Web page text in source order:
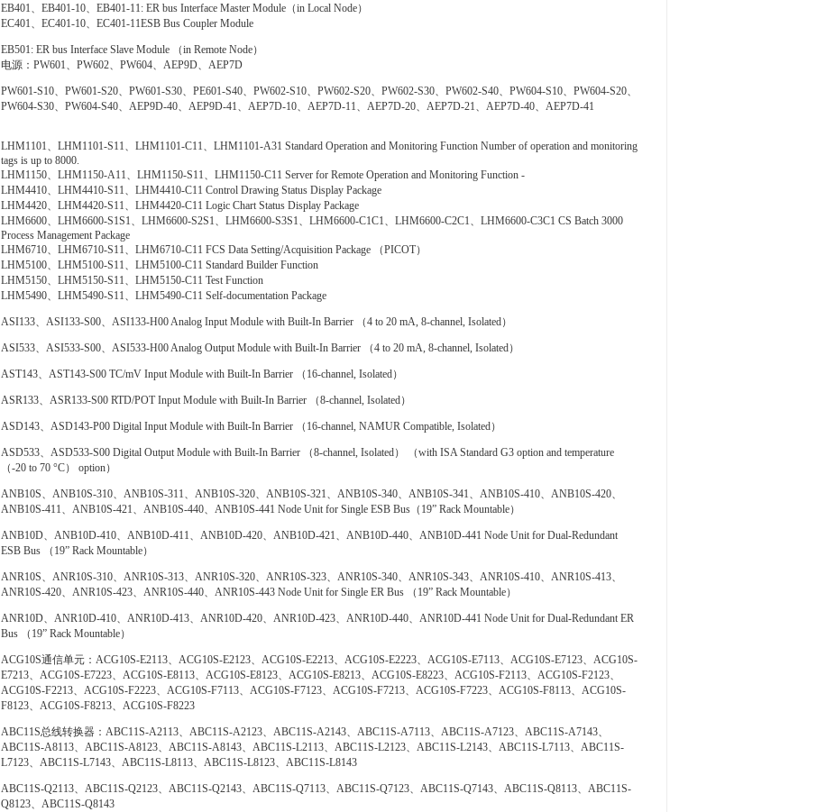
EB401、EB401-10、EB401-11: ER bus Interface Master Module（in Local Node）
EC401、EC401-10、EC401-11ESB Bus Coupler Module
EB501: ER bus Interface Slave Module （in Remote Node）
电源：PW601、PW602、PW604、AEP9D、AEP7D
PW601-S10、PW601-S20、PW601-S30、PE601-S40、PW602-S10、PW602-S20、PW602-S30、PW602-S40、PW604-S10、PW604-S20、
PW604-S30、PW604-S40、AEP9D-40、AEP9D-41、AEP7D-10、AEP7D-11、AEP7D-20、AEP7D-21、AEP7D-40、AEP7D-41
LHM1101、LHM1101-S11、LHM1101-C11、LHM1101-A31 Standard Operation and Monitoring Function Number of operation and monitoring
tags is up to 8000.
LHM1150、LHM1150-A11、LHM1150-S11、LHM1150-C11 Server for Remote Operation and Monitoring Function -
LHM4410、LHM4410-S11、LHM4410-C11 Control Drawing Status Display Package
LHM4420、LHM4420-S11、LHM4420-C11 Logic Chart Status Display Package
LHM6600、LHM6600-S1S1、LHM6600-S2S1、LHM6600-S3S1、LHM6600-C1C1、LHM6600-C2C1、LHM6600-C3C1 CS Batch 3000
Process Management Package
LHM6710、LHM6710-S11、LHM6710-C11 FCS Data Setting/Acquisition Package （PICOT）
LHM5100、LHM5100-S11、LHM5100-C11 Standard Builder Function
LHM5150、LHM5150-S11、LHM5150-C11 Test Function
LHM5490、LHM5490-S11、LHM5490-C11 Self-documentation Package
ASI133、ASI133-S00、ASI133-H00 Analog Input Module with Built-In Barrier （4 to 20 mA, 8-channel, Isolated）
ASI533、ASI533-S00、ASI533-H00 Analog Output Module with Built-In Barrier （4 to 20 mA, 8-channel, Isolated）
AST143、AST143-S00 TC/mV Input Module with Built-In Barrier （16-channel, Isolated）
ASR133、ASR133-S00 RTD/POT Input Module with Built-In Barrier （8-channel, Isolated）
ASD143、ASD143-P00 Digital Input Module with Built-In Barrier （16-channel, NAMUR Compatible, Isolated）
ASD533、ASD533-S00 Digital Output Module with Built-In Barrier （8-channel, Isolated） （with ISA Standard G3 option and temperature
（-20 to 70 °C） option）
ANB10S、ANB10S-310、ANB10S-311、ANB10S-320、ANB10S-321、ANB10S-340、ANB10S-341、ANB10S-410、ANB10S-420、
ANB10S-411、ANB10S-421、ANB10S-440、ANB10S-441 Node Unit for Single ESB Bus（19” Rack Mountable）
ANB10D、ANB10D-410、ANB10D-411、ANB10D-420、ANB10D-421、ANB10D-440、ANB10D-441 Node Unit for Dual-Redundant
ESB Bus （19” Rack Mountable）
ANR10S、ANR10S-310、ANR10S-313、ANR10S-320、ANR10S-323、ANR10S-340、ANR10S-343、ANR10S-410、ANR10S-413、
ANR10S-420、ANR10S-423、ANR10S-440、ANR10S-443 Node Unit for Single ER Bus （19” Rack Mountable）
ANR10D、ANR10D-410、ANR10D-413、ANR10D-420、ANR10D-423、ANR10D-440、ANR10D-441 Node Unit for Dual-Redundant ER
Bus （19” Rack Mountable）
ACG10S通信单元：ACG10S-E2113、ACG10S-E2123、ACG10S-E2213、ACG10S-E2223、ACG10S-E7113、ACG10S-E7123、ACG10S-
E7213、ACG10S-E7223、ACG10S-E8113、ACG10S-E8123、ACG10S-E8213、ACG10S-E8223、ACG10S-F2113、ACG10S-F2123、
ACG10S-F2213、ACG10S-F2223、ACG10S-F7113、ACG10S-F7123、ACG10S-F7213、ACG10S-F7223、ACG10S-F8113、ACG10S-
F8123、ACG10S-F8213、ACG10S-F8223
ABC11S总线转换器：ABC11S-A2113、ABC11S-A2123、ABC11S-A2143、ABC11S-A7113、ABC11S-A7123、ABC11S-A7143、
ABC11S-A8113、ABC11S-A8123、ABC11S-A8143、ABC11S-L2113、ABC11S-L2123、ABC11S-L2143、ABC11S-L7113、ABC11S-
L7123、ABC11S-L7143、ABC11S-L8113、ABC11S-L8123、ABC11S-L8143
ABC11S-Q2113、ABC11S-Q2123、ABC11S-Q2143、ABC11S-Q7113、ABC11S-Q7123、ABC11S-Q7143、ABC11S-Q8113、ABC11S-
Q8123、ABC11S-Q8143